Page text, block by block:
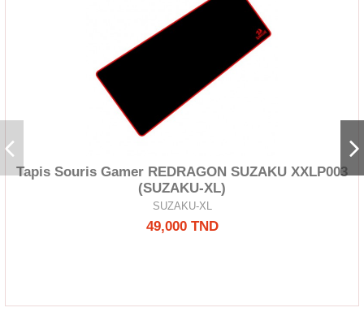
Tapis Souris Gamer REDRAGON SUZAKU XXLP003
(SUZAKU-XL)
SUZAKU-XL
49,000 TND